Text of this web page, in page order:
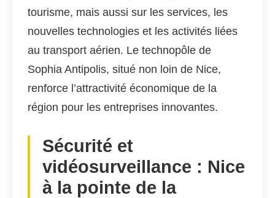
tourisme, mais aussi sur les services, les
nouvelles technologies et les activités liées
au transport aérien. Le technopôle de
Sophia Antipolis, situé non loin de Nice,
renforce l’attractivité économique de la
région pour les entreprises innovantes.
Sécurité et
vidéosurveillance : Nice
à la pointe de la